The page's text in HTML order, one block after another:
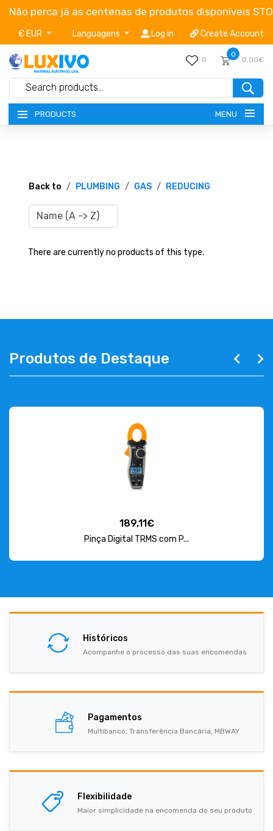
Não perca já as centenas de produtos disponíveis
€ EUR Languagens Log in Create Account
0
0
0,00€
PRODUCTS MENU
TERMS OF SERVICE
CATALOGUES
Back to PLUMBING GAS REDUCING
There are currently no products of this type.
Produtos de Destaque
189,11€
Pinça Digital TRMS com P...
Históricos
Acompanhe o processo das suas encomendas
Pagamentos
Multibanco, Transferência Bancária, MBWAY
Flexibilidade
Maior simplicidade na encomenda do seu produto